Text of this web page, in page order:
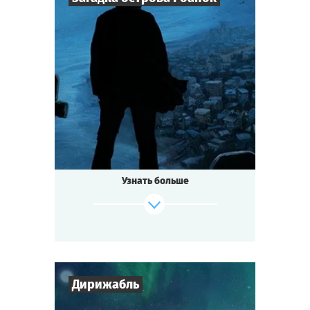
Игроков -25
Время игры ч.
Тематика Мистика
Тип квеста Квестория
Узнать больше
Дирижабль